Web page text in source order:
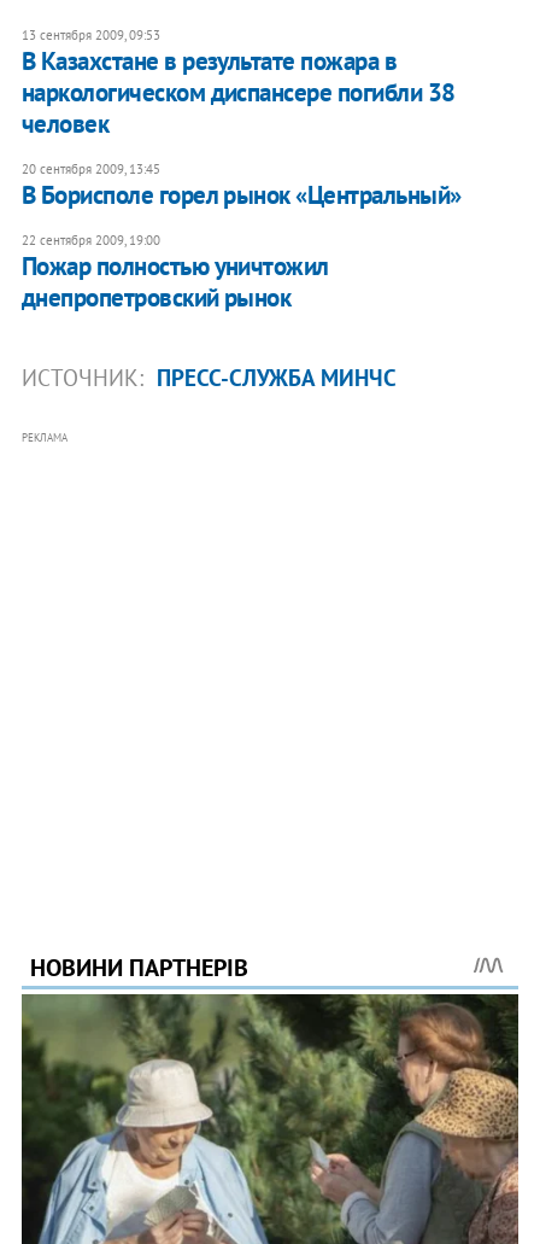
13 сентября 2009, 09:53
В Казахстане в результате пожара в
наркологическом диспансере погибли 38
человек
20 сентября 2009, 13:45
В Борисполе горел рынок «Центральный»
22 сентября 2009, 19:00
Пожар полностью уничтожил
днепропетровский рынок
ИСТОЧНИК: ПРЕСС-СЛУЖБА МИНЧС
РЕКЛАМА